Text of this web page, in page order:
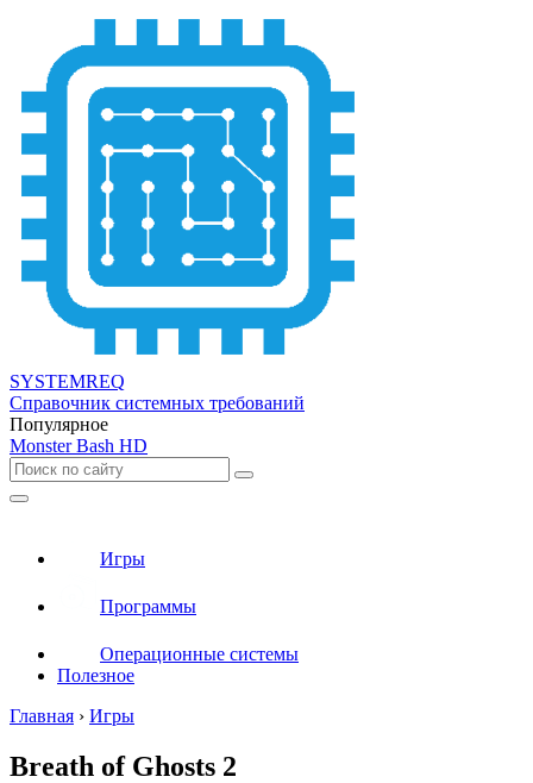
SYSTEMREQ
Справочник системных требований
Популярное
Monster Bash HD
Игры
Программы
Операционные системы
Полезное
Главная › Игры
Breath of Ghosts 2